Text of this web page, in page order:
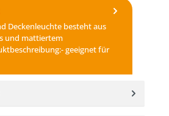
Deckenleuchte besteht aus
und mattiertem
geeignet für